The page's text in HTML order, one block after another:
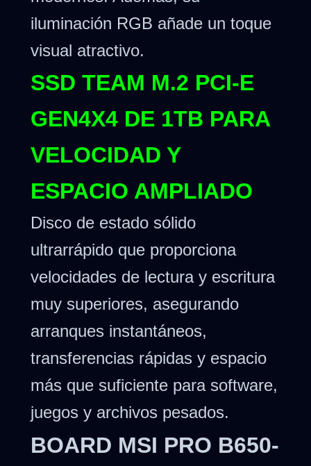
iluminación RGB añade un toque
visual atractivo.
SSD TEAM M.2 PCI-E
GEN4X4 DE 1TB PARA
VELOCIDAD Y
ESPACIO AMPLIADO
Disco de estado sólido
ultrarrápido que proporciona
velocidades de lectura y escritura
muy superiores, asegurando
arranques instantáneos,
transferencias rápidas y espacio
más que suficiente para software,
juegos y archivos pesados.
BOARD MSI PRO B650-